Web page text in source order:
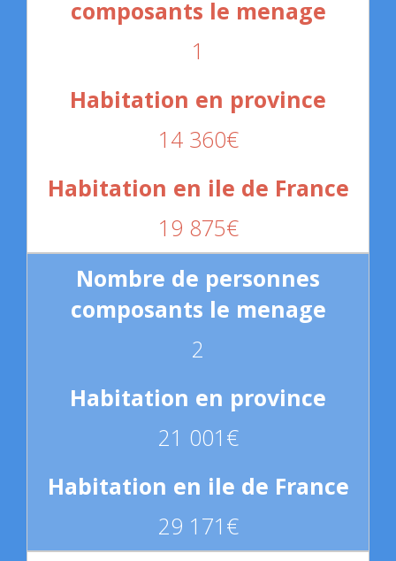
1
14 360€
19 875€
2
21 001€
29 171€